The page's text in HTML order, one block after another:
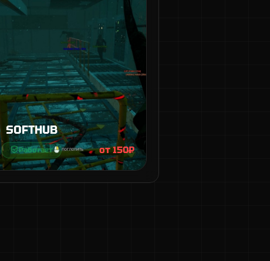
SOFTHUB
Работает от 150₽